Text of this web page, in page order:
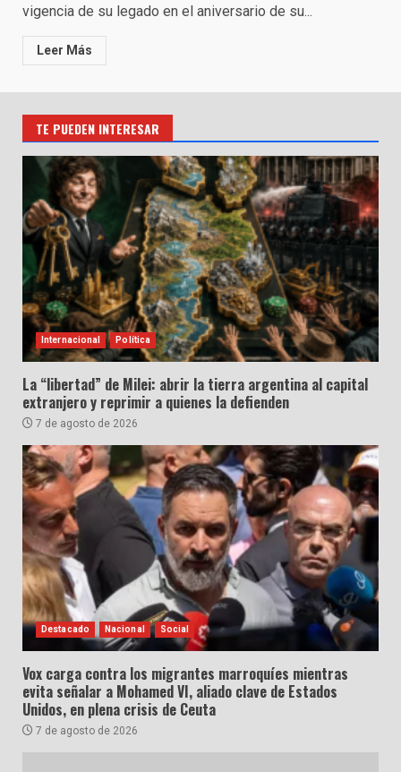
vigencia de su legado en el aniversario de su...
Leer Más
TE PUEDEN INTERESAR
Internacional Política
La “libertad” de Milei: abrir la tierra argentina al capital
extranjero y reprimir a quienes la defienden
7 de agosto de 2026
Destacado Nacional Social
Vox carga contra los migrantes marroquíes mientras
evita señalar a Mohamed VI, aliado clave de Estados
Unidos, en plena crisis de Ceuta
7 de agosto de 2026